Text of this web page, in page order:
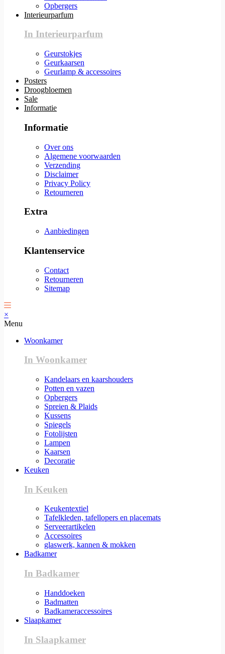
Opbergers
Interieurparfum
In Interieurparfum
Geurstokjes
Geurkaarsen
Geurlamp & accessoires
Posters
Droogbloemen
Sale
Informatie
Informatie
Over ons
Algemene voorwaarden
Verzending
Disclaimer
Privacy Policy
Retourneren
Extra
Aanbiedingen
Klantenservice
Contact
Retourneren
Sitemap
×
Menu
Woonkamer
In Woonkamer
Kandelaars en kaarshouders
Potten en vazen
Opbergers
Spreien & Plaids
Kussens
Spiegels
Fotolijsten
Lampen
Kaarsen
Decoratie
Keuken
In Keuken
Keukentextiel
Tafelkleden, tafellopers en placemats
Serveerartikelen
Accessoires
glaswerk, kannen & mokken
Badkamer
In Badkamer
Handdoeken
Badmatten
Badkameraccessoires
Slaapkamer
In Slaapkamer